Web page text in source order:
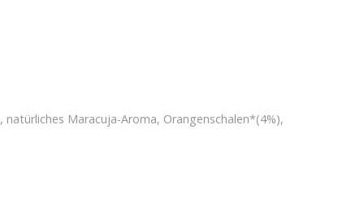
Maracuja-Aroma, Orangenschalen*(4%),